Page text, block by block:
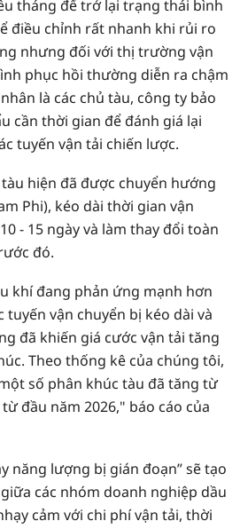
tháng để trở lại trạng thái bình
điều chỉnh rất nhanh khi rủi ro
nhưng đối với thị trường vận
phục hồi thường diễn ra chậm
là các chủ tàu, công ty bảo
cần thời gian để đánh giá lại
tuyến vận tải chiến lược.
hiện đã được chuyển hướng
Phi), kéo dài thời gian vận
- 15 ngày và làm thay đổi toàn
đó.
khí đang phản ứng mạnh hơn
tuyến vận chuyển bị kéo dài và
đã khiến giá cước vận tải tăng
Theo thống kê của chúng tôi,
số phân khúc tàu đã tăng từ
đầu năm 2026," báo cáo của
năng lượng bị gián đoạn” sẽ tạo
các nhóm doanh nghiệp dầu
cảm với chi phí vận tải, thời